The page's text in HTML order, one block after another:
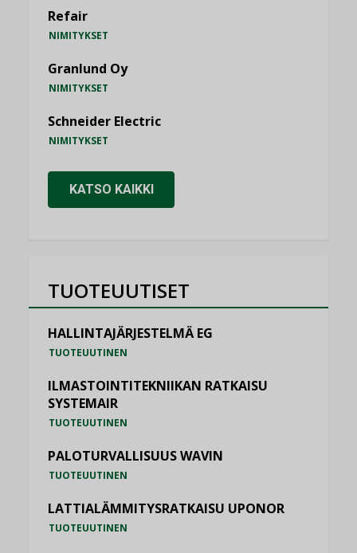
Refair
NIMITYKSET
Granlund Oy
NIMITYKSET
Schneider Electric
NIMITYKSET
KATSO KAIKKI
TUOTEUUTISET
HALLINTAJÄRJESTELMÄ EG
TUOTEUUTINEN
ILMASTOINTITEKNIIKAN RATKAISU
SYSTEMAIR
TUOTEUUTINEN
PALOTURVALLISUUS WAVIN
TUOTEUUTINEN
LATTIALÄMMITYSRATKAISU UPONOR
TUOTEUUTINEN